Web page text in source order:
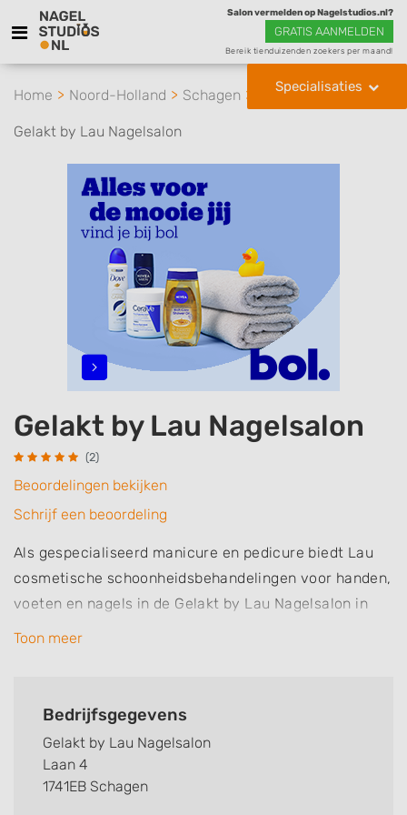
Salon vermelden op Nagelstudios.nl?
GRATIS AANMELDEN
Bereik tienduizenden zoekers per maand!
Specialisaties
Home Noord-Holland Schagen
Gelakt by Lau Nagelsalon
Gelakt by Lau Nagelsalon
(2)
Beoordelingen bekijken
Schrijf een beoordeling
Als gespecialiseerd manicure en pedicure biedt Lau
cosmetische schoonheidsbehandelingen voor handen,
voeten en nagels in de Gelakt by Lau Nagelsalon in
Schagen. Gelakt by Lau Nagelsalon is gevestigd in en
en boven is een ruimte voor pedicure behandelingen.
een OPI GelColor behandeling. GelColor draagt als een
gelnagel, maar voelt en ziet eruit als een nagellak. Je
Toon meer
Bedrijfsgegevens
Gelakt by Lau Nagelsalon
Laan 4
1741EB Schagen